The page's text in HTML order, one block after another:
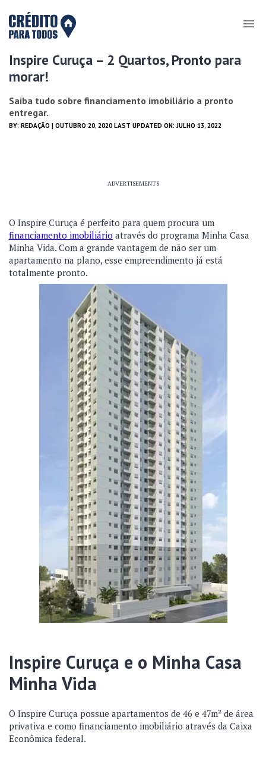
Inspire Curuça – 2 Quartos, Pronto para
morar!
Saiba tudo sobre financiamento imobiliário a pronto
entregar.
BY: REDAÇÃO | OUTUBRO 20, 2020 LAST UPDATED ON: JULHO 13, 2022
ADVERTISEMENTS
O Inspire Curuça é perfeito para quem procura um
financiamento imobiliário através do programa Minha Casa
Minha Vida. Com a grande vantagem de não ser um
apartamento na plano, esse empreendimento já está
totalmente pronto.
Inspire Curuça e o Minha Casa
Minha Vida
O Inspire Curuça possue apartamentos de 46 e 47m² de área
privativa e como financiamento imobiliário através da Caixa
Econômica federal.